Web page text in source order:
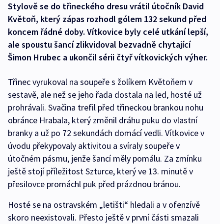
Stylově se do třineckého dresu vrátil útočník David
Květoň, který zápas rozhodl gólem 132 sekund před
koncem řádné doby. Vítkovice byly celé utkání lepší,
ale spoustu šancí zlikvidoval bezvadně chytající
Šimon Hrubec a ukončil sérii čtyř vítkovických výher.
Třinec vyrukoval na soupeře s žolíkem Květoňem v
sestavě, ale než se jeho řada dostala na led, hosté už
prohrávali. Svačina trefil před třineckou brankou nohu
obránce Hrabala, který změnil dráhu puku do vlastní
branky a už po 72 sekundách domácí vedli. Vítkovice v
úvodu překypovaly aktivitou a svíraly soupeře v
útočném pásmu, jenže šancí měly pomálu. Za zmínku
ještě stojí příležitost Szturce, který ve 13. minutě v
přesilovce promáchl puk před prázdnou bránou.
Hosté se na ostravském „letišti“ hledali a v ofenzívě
skoro neexistovali. Přesto ještě v první části smazali